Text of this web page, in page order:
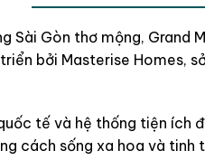
Sài Gòn thơ mộng, Grand
bởi Masterise Homes,
tế và hệ thống tiện ích
cách sống xa hoa và